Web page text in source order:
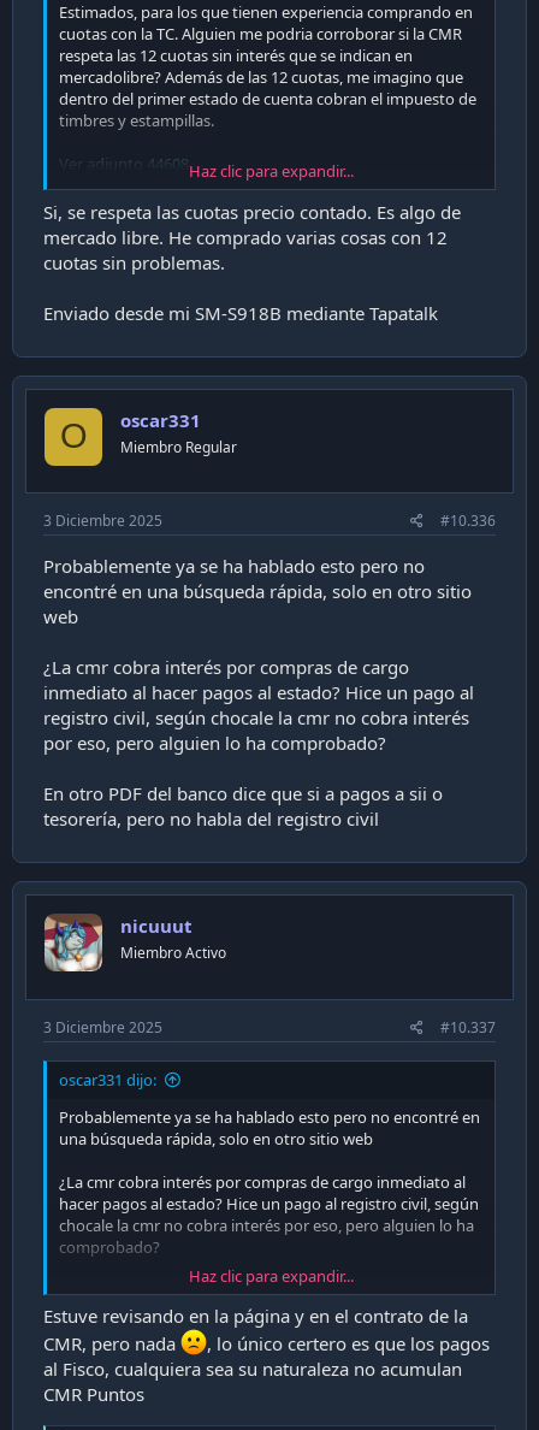
Estimados, para los que tienen experiencia comprando en
cuotas con la TC. Alguien me podria corroborar si la CMR
respeta las 12 cuotas sin interés que se indican en
mercadolibre? Además de las 12 cuotas, me imagino que
dentro del primer estado de cuenta cobran el impuesto de
timbres y estampillas.
Ver adjunto 44608
Se agradece cualquier orientación. Saludos!
Haz clic para expandir...
Si, se respeta las cuotas precio contado. Es algo de
mercado libre. He comprado varias cosas con 12
cuotas sin problemas.
Enviado desde mi SM-S918B mediante Tapatalk
O oscar331
Miembro Regular
3 Diciembre 2025 #10.336
Probablemente ya se ha hablado esto pero no
encontré en una búsqueda rápida, solo en otro sitio
web
¿La cmr cobra interés por compras de cargo
inmediato al hacer pagos al estado? Hice un pago al
registro civil, según chocale la cmr no cobra interés
por eso, pero alguien lo ha comprobado?
En otro PDF del banco dice que si a pagos a sii o
tesorería, pero no habla del registro civil
nicuuut
Miembro Activo
3 Diciembre 2025 #10.337
oscar331 dijo:
Probablemente ya se ha hablado esto pero no encontré en
una búsqueda rápida, solo en otro sitio web
¿La cmr cobra interés por compras de cargo inmediato al
hacer pagos al estado? Hice un pago al registro civil, según
chocale la cmr no cobra interés por eso, pero alguien lo ha
comprobado?
En otro PDF del banco dice que si a pagos a sii o tesorería,
pero no habla del registro civil
Haz clic para expandir...
Estuve revisando en la página y en el contrato de la
CMR, pero nada
, lo único certero es que los pagos
al Fisco, cualquiera sea su naturaleza no acumulan
CMR Puntos